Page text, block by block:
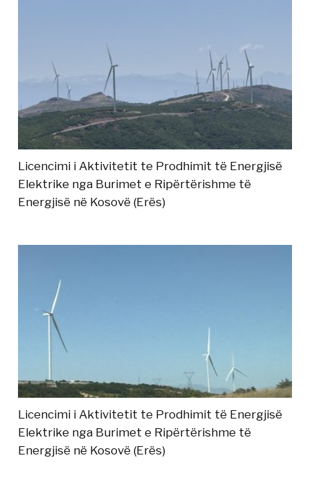
Licencimi i Aktivitetit te Prodhimit të Energjisë
Elektrike nga Burimet e Ripërtërishme të
Energjisë në Kosovë (Erës)
Licencimi i Aktivitetit te Prodhimit të Energjisë
Elektrike nga Burimet e Ripërtërishme të
Energjisë në Kosovë (Erës)